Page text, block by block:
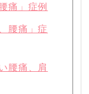
痛」症例
腰痛」症
腰痛、肩